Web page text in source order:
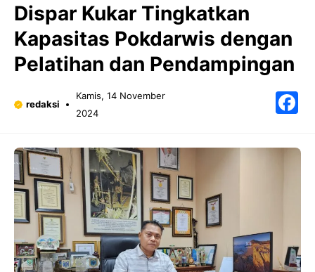
Dispar Kukar Tingkatkan
Kapasitas Pokdarwis dengan
Pelatihan dan Pendampingan
redaksi
Kamis, 14 November
2024